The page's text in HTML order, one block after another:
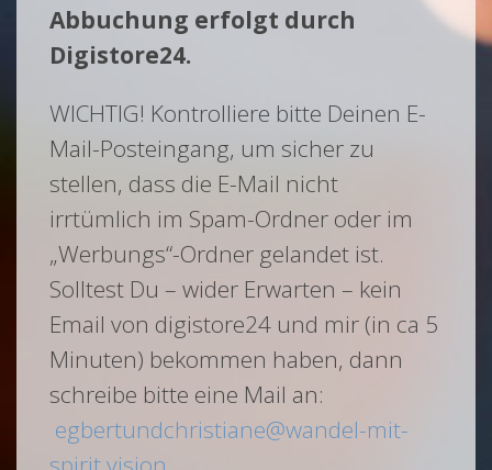
Abbuchung erfolgt durch
Digistore24.
WICHTIG! Kontrolliere bitte Deinen E-
Mail-Posteingang, um sicher zu
stellen, dass die E-Mail nicht
irrtümlich im Spam-Ordner oder im
„Werbungs“-Ordner gelandet ist.
Solltest Du – wider Erwarten – kein
Email von digistore24 und mir (in ca 5
Minuten) bekommen haben, dann
schreibe bitte eine Mail an:
egbertundchristiane@wandel-mit-